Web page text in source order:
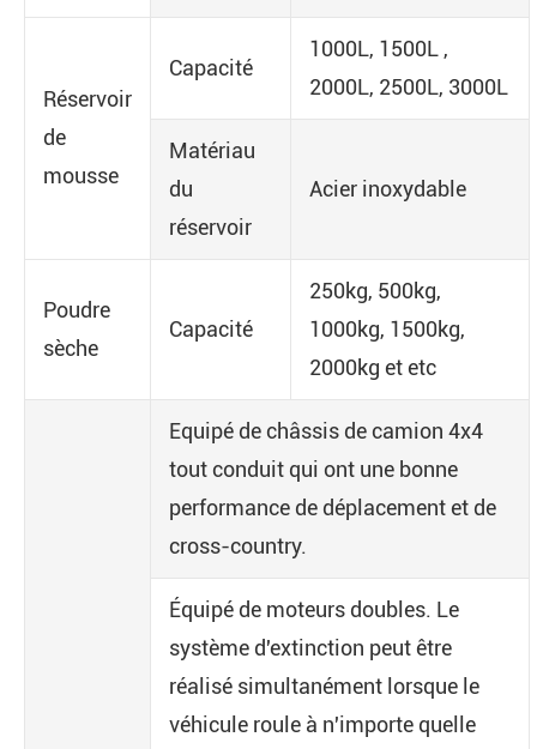
Réservoir
de
mousse
Capacité
1000L, 1500L ,
2000L, 2500L, 3000L
Matériau
du
réservoir
Acier inoxydable
Poudre
sèche
Capacité
250kg, 500kg,
1000kg, 1500kg,
2000kg et etc
Equipé de châssis de camion 4x4
tout conduit qui ont une bonne
performance de déplacement et de
cross-country.
Équipé de moteurs doubles. Le
système d'extinction peut être
réalisé simultanément lorsque le
véhicule roule à n'importe quelle